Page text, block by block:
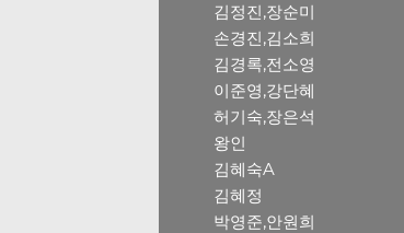
김정진,장순미
손경진,김소희
김경록,전소영
이준영,강단혜
허기숙,장은석
왕인
김혜숙A
김혜정
박영준,안원희